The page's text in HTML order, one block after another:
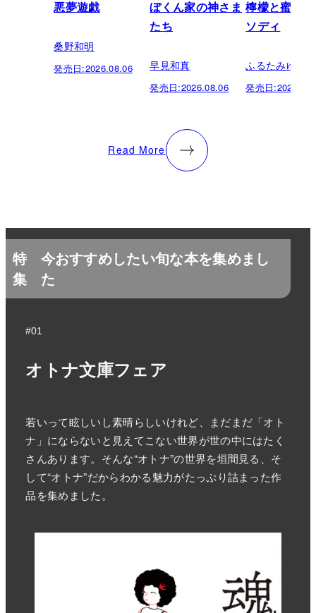
悪夢遊戯
桑野和明
発売日:2026.08.06
ぼくん家の神さま
たち
早見和真
発売日:2026.08.06
檸檬と蜜柑
ソディ
ふるたみゆき
発売日:
Read More
特
集
今おすすめしたい旬な本を集めまし
た
#01
オトナ文庫フェア
若いって眩しいし素晴らしいけれど、まだまだ「オト
ナ」にならないと見えてこない世界が世の中にはたく
さんあります。そんな“オトナ”の世界を垣間見る、そ
して“オトナ”だからわかる魅力がたっぷり詰まった作
品を集めました。